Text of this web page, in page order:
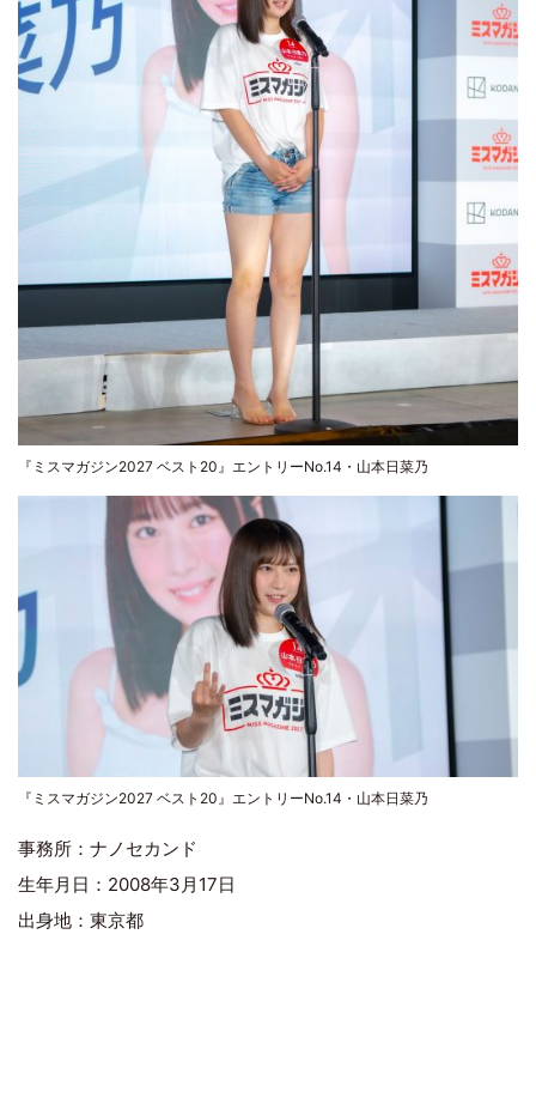
『ミスマガジン2027 ベスト20』エントリーNo.14・山本日菜乃
『ミスマガジン2027 ベスト20』エントリーNo.14・山本日菜乃
事務所：ナノセカンド
生年月日：2008年3月17日
出身地：東京都